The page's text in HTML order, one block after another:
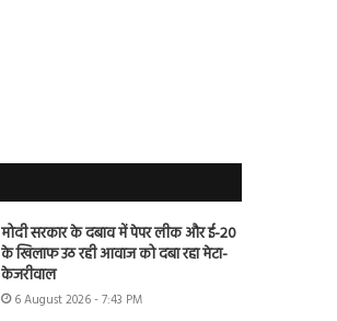
मोदी सरकार के दबाव में पेपर लीक और ई-20
के खिलाफ उठ रही आवाज को दबा रहा मेटा-
केजरीवाल
6 August 2026 - 7:43 PM